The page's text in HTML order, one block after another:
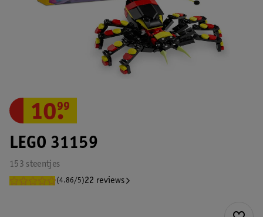
LEGO 31159
153 steentjes
(4.86/5)22 reviews
10.
99